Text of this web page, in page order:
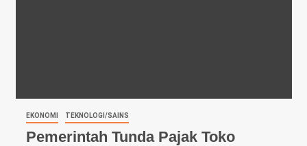
EKONOMI TEKNOLOGI/SAINS
Pemerintah Tunda Pajak Toko